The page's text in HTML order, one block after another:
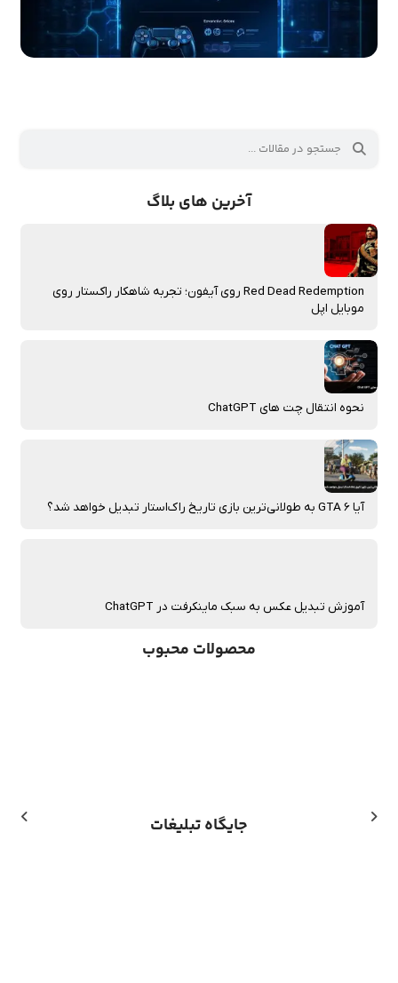
آخرین های بلاگ
Red Dead Redemption روی آیفون؛ تجربه شاهکار راکستار روی
موبایل اپل
نحوه انتقال چت‌ های ChatGPT
آیا GTA 6 به طولانی‌ترین بازی تاریخ راک‌استار تبدیل خواهد شد؟
آموزش تبدیل عکس به سبک ماینکرفت در ChatGPT
محصولات محبوب
جایگاه تبلیغات